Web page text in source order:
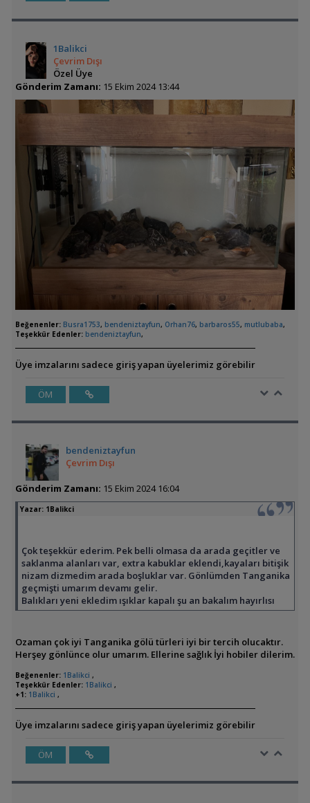
1Balikci
Çevrim Dışı
Özel Üye
Gönderim Zamanı: 15 Ekim 2024 13:44
Beğenenler: Busra1753, bendeniztayfun, Orhan76, barbaros55, mutlubaba,
Teşekkür Edenler: bendeniztayfun,
Üye imzalarını sadece giriş yapan üyelerimiz görebilir
ÖM
bendeniztayfun
Çevrim Dışı
Gönderim Zamanı: 15 Ekim 2024 16:04
Yazar: 1Balikci
Çok teşekkür ederim. Pek belli olmasa da arada geçitler ve
saklanma alanları var, extra kabuklar eklendi,kayaları bitişik
nizam dizmedim arada boşluklar var. Gönlümden Tanganika
geçmişti umarım devamı gelir.
Balıkları yeni ekledim ışıklar kapalı şu an bakalım hayırlısı
Ozaman çok iyi Tanganika gölü türleri iyi bir tercih olucaktır.
Herşey gönlünce olur umarım. Ellerine sağlık İyi hobiler dilerim.
Beğenenler: 1Balikci ,
Teşekkür Edenler: 1Balikci ,
+1: 1Balikci ,
Üye imzalarını sadece giriş yapan üyelerimiz görebilir
ÖM